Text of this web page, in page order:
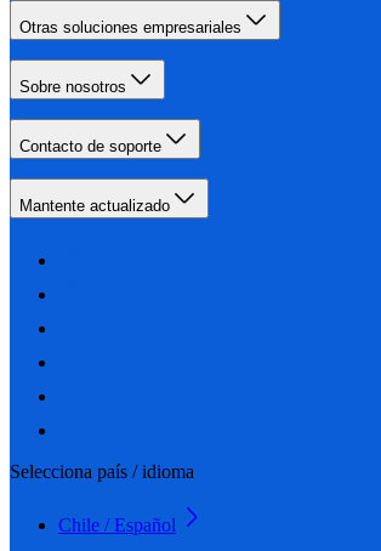
Otras soluciones empresariales
Sobre nosotros
Contacto de soporte
Mantente actualizado
Selecciona país / idioma
Chile / Español